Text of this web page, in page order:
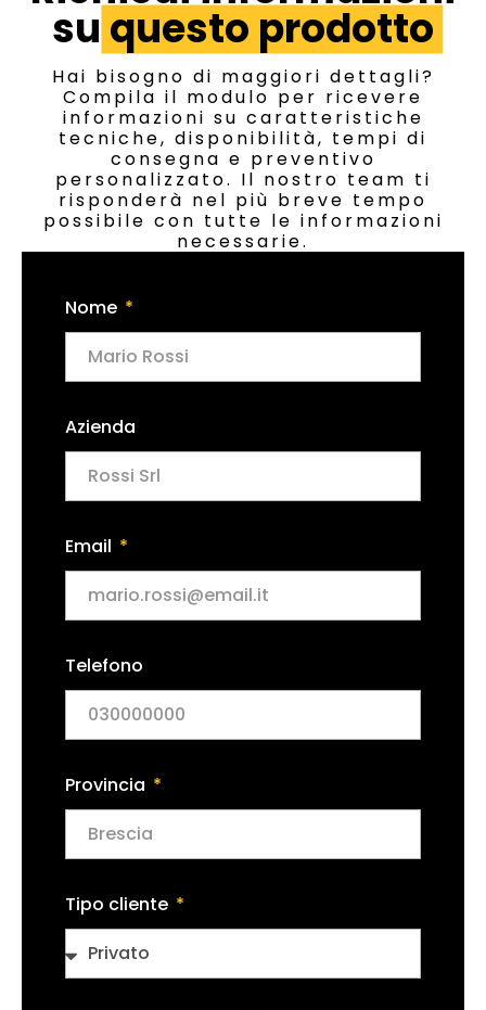
su questo prodotto
Hai bisogno di maggiori dettagli?
Compila il modulo per ricevere
informazioni su caratteristiche
tecniche, disponibilità, tempi di
consegna e preventivo
personalizzato. Il nostro team ti
risponderà nel più breve tempo
possibile con tutte le informazioni
necessarie.
Nome
Azienda
Email
Telefono
Provincia
Tipo cliente